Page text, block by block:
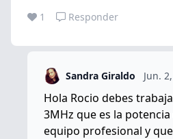
1 Responder
Sandra Giraldo Jun.
Hola Rocio debes
3MHz que es la
equipo profesional y